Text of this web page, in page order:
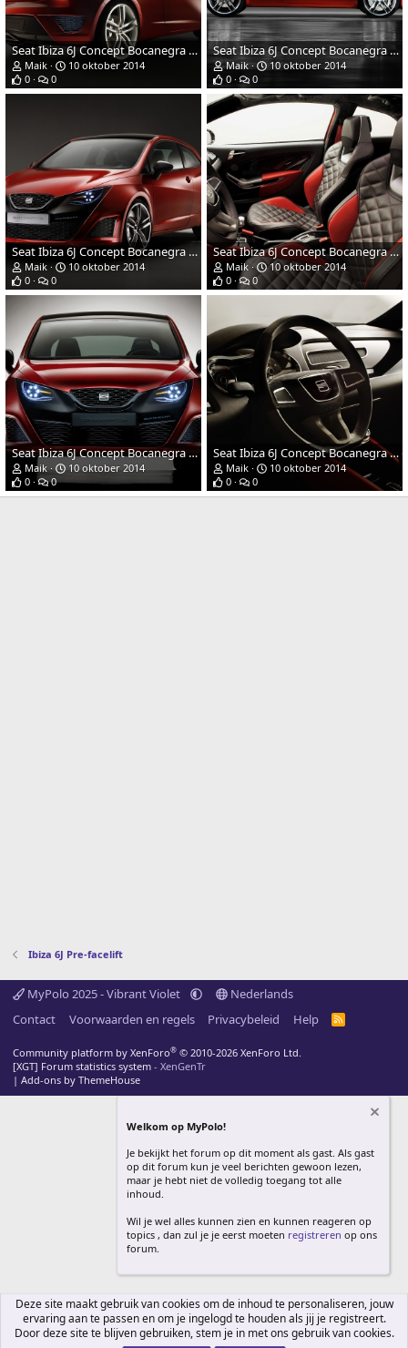
Seat Ibiza 6J Concept Bocanegra (Ginebar '08)
Maik
10 oktober 2014
0
0
Seat Ibiza 6J Concept Bocanegra (Ginebar '08)
Maik
10 oktober 2014
0
0
Seat Ibiza 6J Concept Bocanegra (Ginebar '08)
Maik
10 oktober 2014
0
0
Seat Ibiza 6J Concept Bocanegra (Ginebar '08)
Maik
10 oktober 2014
0
0
Seat Ibiza 6J Concept Bocanegra (Ginebar '08)
Maik
10 oktober 2014
0
0
Seat Ibiza 6J Concept Bocanegra (Ginebar '08)
Maik
10 oktober 2014
0
0
Ibiza 6J Pre-facelift
MyPolo 2025 - Vibrant Violet
Nederlands
Contact
Voorwaarden en regels Privacybeleid Help
R
Community platform by XenForo® © 2010-2026 XenForo Ltd.
[XGT] Forum statistics system - XenGenTr
| Add-ons by ThemeHouse
Welkom op MyPolo!
Je bekijkt het forum op dit moment als gast. Als gast
op dit forum kun je veel berichten gewoon lezen,
maar je hebt niet de volledig toegang tot alle
inhoud.
Wil je wel alles kunnen zien en kunnen reageren op
topics , dan zul je je eerst moeten registreren op ons
forum.
Deze site maakt gebruik van cookies om de inhoud te personaliseren, jouw
ervaring aan te passen en om je ingelogd te houden als jij je registreert.
Door deze site te blijven gebruiken, stem je in met ons gebruik van cookies.